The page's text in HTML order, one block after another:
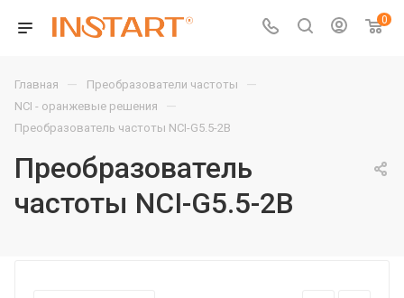
0
Главная — Преобразователи частоты —
NCI - оранжевые решения —
Преобразователь частоты NCI-G5.5-2B
Преобразователь
частоты NCI-G5.5-2B